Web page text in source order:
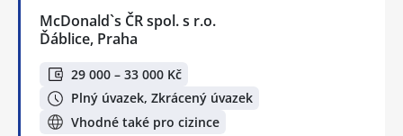
McDonald`s ČR spol. s r.o.
Ďáblice, Praha
29 000 – 33 000 Kč
Plný úvazek, Zkrácený úvazek
Vhodné také pro cizince